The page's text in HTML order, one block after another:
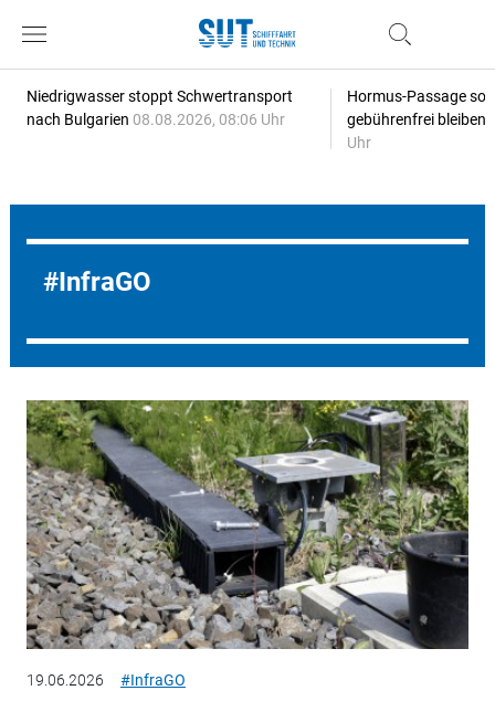
Niedrigwasser stoppt Schwertransport
nach Bulgarien 08.08.2026, 08:06 Uhr
Hormus-Passage
gebührenfrei bleiben
Uhr
InfraGO
19.06.2026 #InfraGO